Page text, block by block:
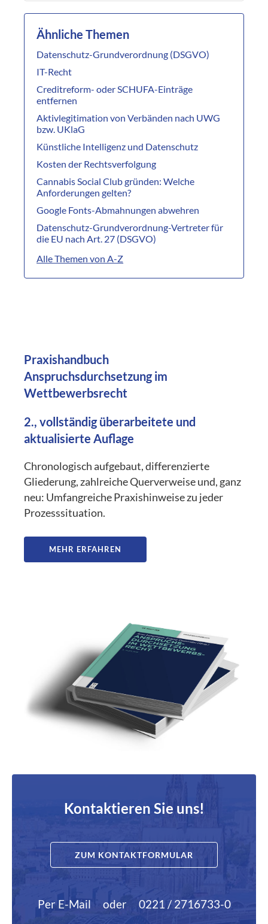
Ähnliche Themen
Datenschutz-Grundverordnung (DSGVO)
IT-Recht
Creditreform- oder SCHUFA-Einträge
entfernen
Aktivlegitimation von Verbänden nach UWG
bzw. UKlaG
Künstliche Intelligenz und Datenschutz
Kosten der Rechtsverfolgung
Cannabis Social Club gründen: Welche
Anforderungen gelten?
Google Fonts-Abmahnungen abwehren
Datenschutz-Grundverordnung-Vertreter für
die EU nach Art. 27 (DSGVO)
Alle Themen von A-Z
Praxishandbuch
Anspruchsdurchsetzung im
Wettbewerbsrecht
2., vollständig überarbeitete und
aktualisierte Auflage
Chronologisch aufgebaut, differenzierte
Gliederung, zahlreiche Querverweise und, ganz
neu: Umfangreiche Praxishinweise zu jeder
Prozesssituation.
MEHR ERFAHREN
Kontaktieren Sie uns!
ZUM KONTAKTFORMULAR
Per E-Mail oder 0221 / 2716733-0